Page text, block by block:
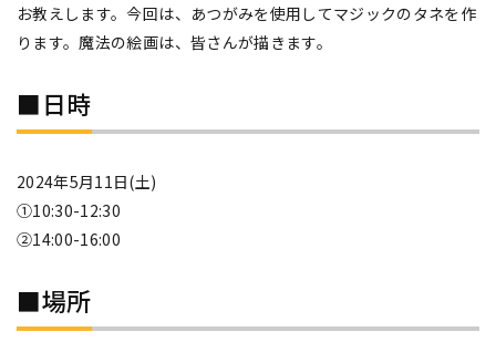
お教えします。今回は、あつがみを使用してマジックのタネを作
ります。魔法の絵画は、皆さんが描きます。
■日時
2024年5月11日(土)
①10:30-12:30
②14:00-16:00
■場所